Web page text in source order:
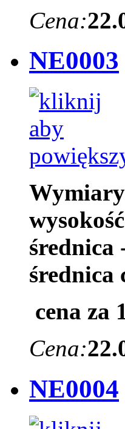
Cena:
NE0003
średnica
średnica
cena za
Cena:
NE0004